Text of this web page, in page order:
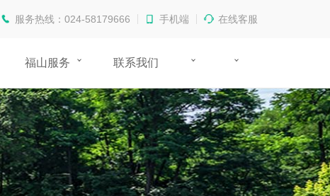
服务热线：024-58179666 手机端 在线客服
福山服务 联系我们